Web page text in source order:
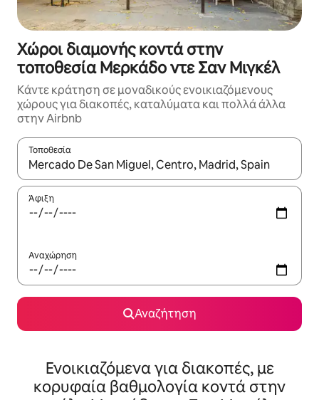
Χώροι διαμονής κοντά στην
τοποθεσία Μερκάδο ντε Σαν Μιγκέλ
Κάντε κράτηση σε μοναδικούς ενοικιαζόμενους
χώρους για διακοπές, καταλύματα και πολλά άλλα
στην Airbnb
Τοποθεσία
Όταν τα αποτελέσματα είναι διαθέσιμα, μπορείτε να
Άφιξη
Αναχώρηση
Αναζήτηση
Ενοικιαζόμενα για διακοπές, με
κορυφαία βαθμολογία κοντά στην